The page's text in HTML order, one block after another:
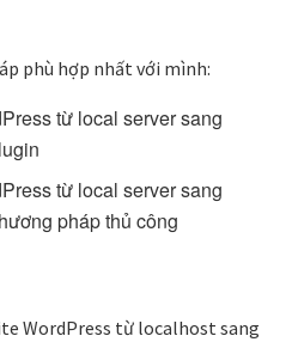
phù hợp nhất với mình:
từ local server sang
từ local server sang
pháp thủ công
WordPress từ localhost sang